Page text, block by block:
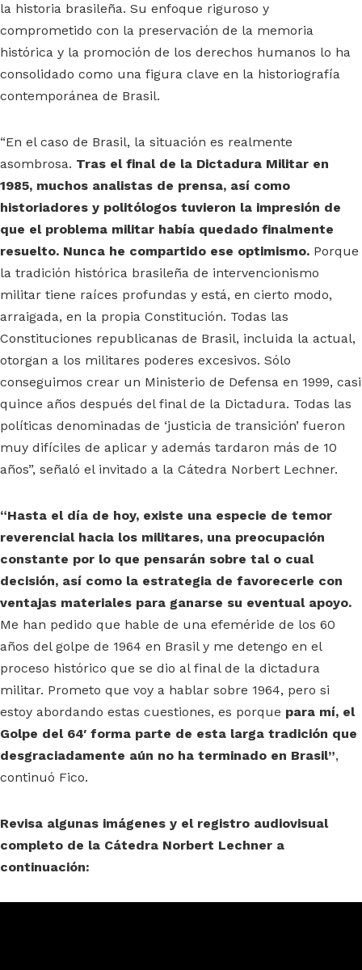
la historia brasileña. Su enfoque riguroso y
comprometido con la preservación de la memoria
histórica y la promoción de los derechos humanos lo ha
consolidado como una figura clave en la historiografía
contemporánea de Brasil.
“En el caso de Brasil, la situación es realmente
asombrosa. Tras el final de la Dictadura Militar en
1985, muchos analistas de prensa, así como
historiadores y politólogos tuvieron la impresión de
que el problema militar había quedado finalmente
resuelto. Nunca he compartido ese optimismo. Porque
la tradición histórica brasileña de intervencionismo
militar tiene raíces profundas y está, en cierto modo,
arraigada, en la propia Constitución. Todas las
Constituciones republicanas de Brasil, incluida la actual,
otorgan a los militares poderes excesivos. Sólo
conseguimos crear un Ministerio de Defensa en 1999, casi
quince años después del final de la Dictadura. Todas las
políticas denominadas de ‘justicia de transición’ fueron
muy difíciles de aplicar y además tardaron más de 10
años”, señaló el invitado a la Cátedra Norbert Lechner.
“Hasta el día de hoy, existe una especie de temor
reverencial hacia los militares, una preocupación
constante por lo que pensarán sobre tal o cual
decisión, así como la estrategia de favorecerle con
ventajas materiales para ganarse su eventual apoyo.
Me han pedido que hable de una efeméride de los 60
años del golpe de 1964 en Brasil y me detengo en el
proceso histórico que se dio al final de la dictadura
militar. Prometo que voy a hablar sobre 1964, pero si
estoy abordando estas cuestiones, es porque para mí, el
Golpe del 64′ forma parte de esta larga tradición que
desgraciadamente aún no ha terminado en Brasil”,
continuó Fico.
Revisa algunas imágenes y el registro audiovisual
completo de la Cátedra Norbert Lechner a
continuación: